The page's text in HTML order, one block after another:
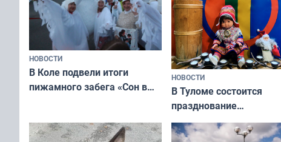
НОВОСТИ
В Коле подвели итоги
пижамного забега «Сон в
НОВОСТИ
В Туломе состоится
празднование
Международного дня
коренных народов мира